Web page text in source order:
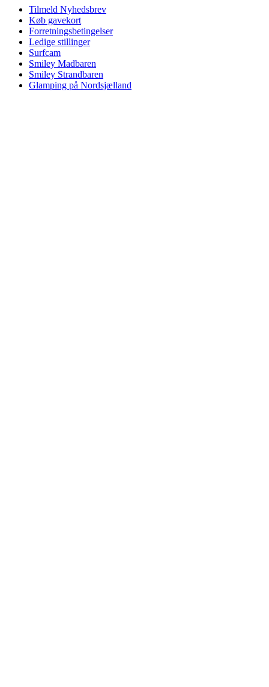
Tilmeld Nyhedsbrev
Køb gavekort
Forretningsbetingelser
Ledige stillinger
Surfcam
Smiley Madbaren
Smiley Strandbaren
Glamping på Nordsjælland